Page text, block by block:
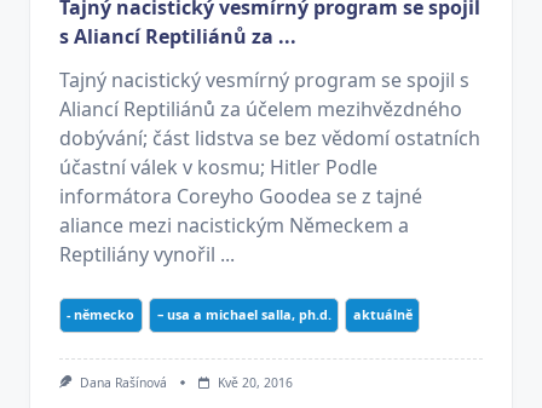
Tajný nacistický vesmírný program se spojil
s Aliancí Reptiliánů za ...
Tajný nacistický vesmírný program se spojil s
Aliancí Reptiliánů za účelem mezihvězdného
dobývání; část lidstva se bez vědomí ostatních
účastní válek v kosmu; Hitler Podle
informátora Coreyho Goodea se z tajné
aliance mezi nacistickým Německem a
Reptiliány vynořil ...
- německo – usa a michael salla, ph.d. aktuálně
Dana Rašínová Kvě 20, 2016